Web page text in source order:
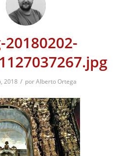
20180202-
2018 / porAlberto Ortega